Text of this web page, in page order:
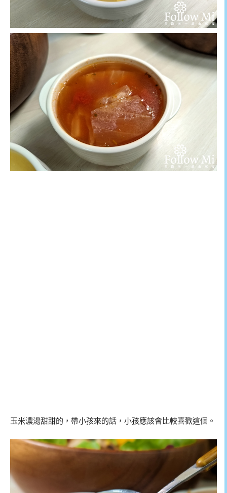
玉米濃湯甜甜的，帶小孩來的話，小孩應該會比較喜歡這個。